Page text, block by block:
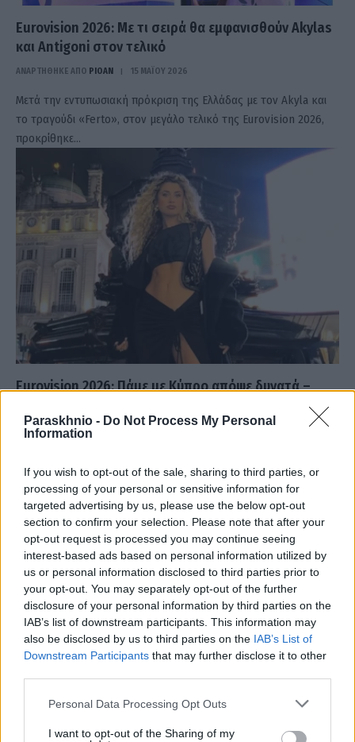
Paraskhnio - Do Not Process My Personal
Information
If you wish to opt-out of the sale, sharing to third parties, or
processing of your personal or sensitive information for
targeted advertising by us, please use the below opt-out
section to confirm your selection. Please note that after your
opt-out request is processed you may continue seeing
interest-based ads based on personal information utilized by
us or personal information disclosed to third parties prior to
your opt-out. You may separately opt-out of the further
disclosure of your personal information by third parties on the
IAB’s list of downstream participants. This information may
also be disclosed by us to third parties on the IAB’s List of
Downstream Participants that may further disclose it to other
Please note that this website/app uses one or more Google
not limited to your visit or usage behaviour. You may click to
Personal Data Processing Opt Outs
I want to opt-out of the Sharing of my
Eurovision 2026: Με τι σειρά θα εμφανισθούν Akylas
και Antigoni στον τελικό
ΑΝΑΡΤΗΘΗΚΕ ΑΠΟ PIOAN 15 ΜΑΪ́ΟΥ 2026
Μετά την εντυπωσιακή πρόκριση της Ελλάδας με τον Akyla και
το τραγούδι «Ferto», στον μεγάλο τελικό της Eurovision 2026,
προκρίθηκε…
Eurovision 2026: Πάμε με Κύπρο απόψε δυνατά –
Στον Β’ Ημιτελικό η Αντιγόνη με το «Jalla» (Video)
ΑΝΑΡΤΗΘΗΚΕ ΑΠΟDKATSAMADOU 14 ΜΑΪ́ΟΥ 2026
απόψε η νεαρή τραγουδίστρια, σε απ’ ευθείας μετάδοση απο…
Στους Δελφούς για την «Αντιγόνη» ο Αλέξης Τσίπρας